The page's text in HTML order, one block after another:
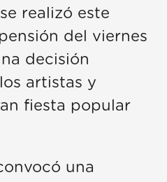
realizó este
del viernes
decisión
artistas y
fiesta popular
una